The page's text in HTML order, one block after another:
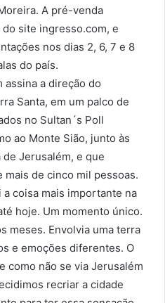
A pré-venda
site ingresso.com, e
nos dias 2, 6, 7 e 8
do país.
assina a direção do
Santa, em um palco de
no Sultan´s Poll
ao Monte Sião, junto às
de Jerusalém, e que
de cinco mil pessoas.
coisa mais importante na
hoje. Um momento único.
meses. Envolvia uma terra
e emoções diferentes. O
como não se via Jerusalém
recriar a cidade